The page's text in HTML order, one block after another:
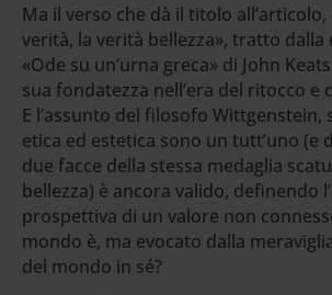
Ma il verso che dà il titolo all’articolo,
verità, la verità bellezza», tratto dalla
«Ode su un’urna greca» di John
sua fondatezza nell’era del ritocco e
E l’assunto del filosofo Wittgenstein,
etica ed estetica sono un tutt’uno (e
due facce della stessa medaglia
bellezza) è ancora valido, definendo
prospettiva di un valore non
mondo è, ma evocato dalla
del mondo in sé?